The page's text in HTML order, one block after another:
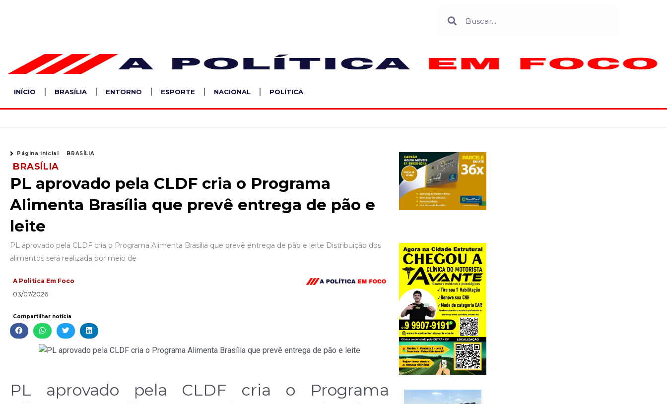
INÍCIO BRASÍLIA ENTORNO ESPORTE NACIONAL POLÍTICA
Página inicial BRASÍLIA
BRASÍLIA
PL aprovado pela CLDF cria o Programa
Alimenta Brasília que prevê entrega de pão e
leite
PL aprovado pela CLDF cria o Programa Alimenta Brasília que prevê entrega de pão e leite Distribuição dos
alimentos será realizada por meio de
A Politica Em Foco
03/07/2026
Compartilhar notícia
PL aprovado pela CLDF cria o Programa